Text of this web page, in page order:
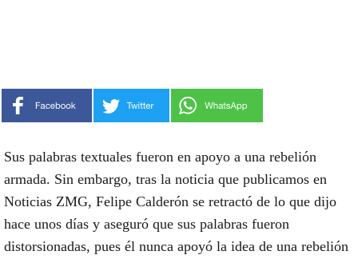
Sus palabras textuales fueron en apoyo a una rebelión
armada. Sin embargo, tras la noticia que publicamos en
Noticias ZMG, Felipe Calderón se retractó de lo que dijo
hace unos días y aseguró que sus palabras fueron
distorsionadas, pues él nunca apoyó la idea de una rebelión